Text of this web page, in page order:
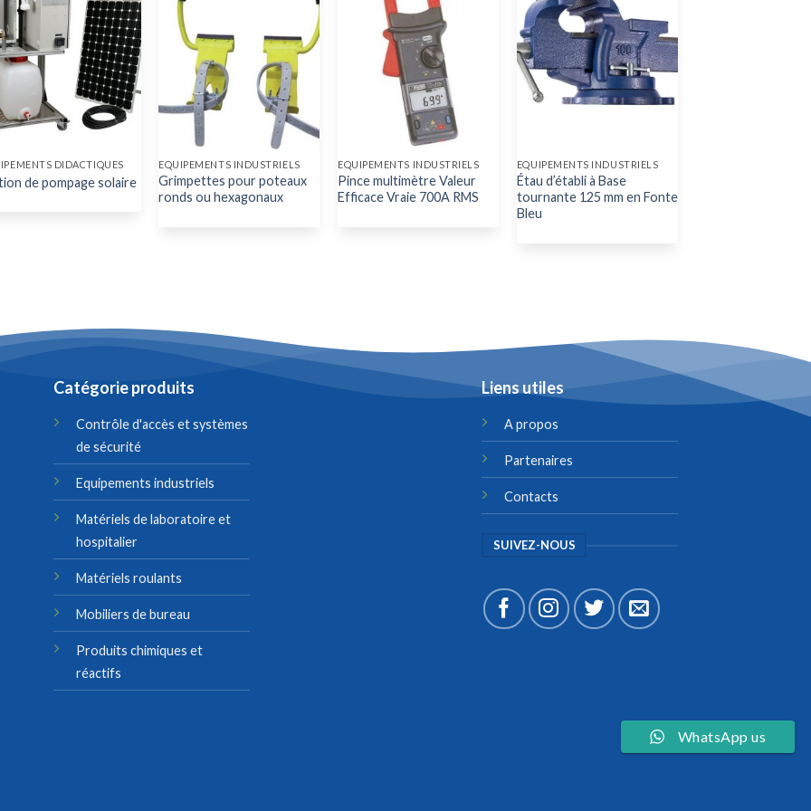
DIDACTIQUES
de pompage solaire
EQUIPEMENTS INDUSTRIELS
Grimpettes pour poteaux
ronds ou hexagonaux
EQUIPEMENTS INDUSTRIELS
Pince multimètre Valeur
Efficace Vraie 700A RMS
EQUIPEMENTS INDUSTRIELS
Étau d’établi à Base
tournante 125 mm en Fonte
Bleu
Catégorie produits
Contrôle d'accès et systèmes
de sécurité
Equipements industriels
Matériels de laboratoire et
hospitalier
Matériels roulants
Mobiliers de bureau
Produits chimiques et
réactifs
Liens utiles
A propos
Partenaires
Contacts
SUIVEZ-NOUS
WhatsApp us